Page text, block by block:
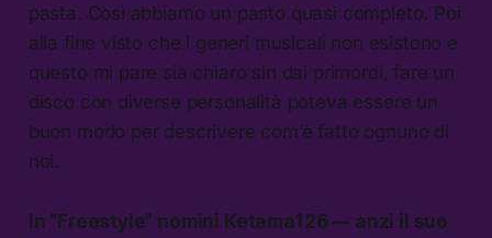
pasta. Così abbiamo un pasto quasi completo. Poi
alla fine visto che i generi musicali non esistono e
questo mi pare sia chiaro sin dai primordi, fare un
disco con diverse personalità poteva essere un
buon modo per descrivere com’è fatto ognuno di
noi.
In “Freestyle” nomini Ketama126 — anzi il suo